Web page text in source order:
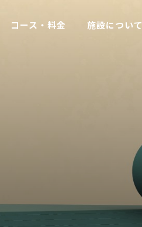
コース・料金 施設について